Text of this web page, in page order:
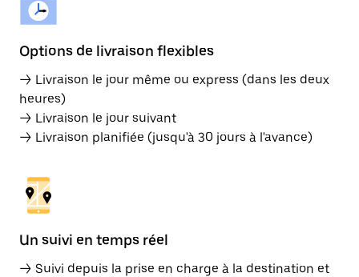
Options de livraison flexibles
→ Livraison le jour même ou express (dans les deux
heures)
→ Livraison le jour suivant
→ Livraison planifiée (jusqu'à 30 jours à l'avance)
Un suivi en temps réel
→ Suivi depuis la prise en charge à la destination et